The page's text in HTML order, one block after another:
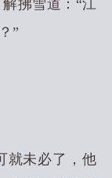
拂雪道：“江
”
就未必了，他